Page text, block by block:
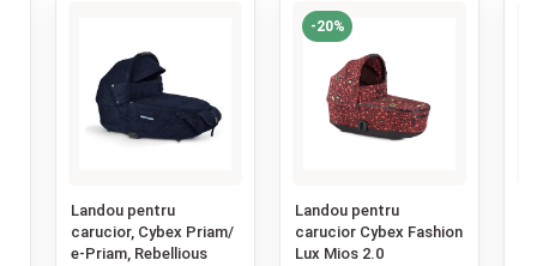
Landou pentru
carucior, Cybex Priam/
e-Priam, Rebellious
-20%
Landou pentru
carucior Cybex Fashion
Lux Mios 2.0